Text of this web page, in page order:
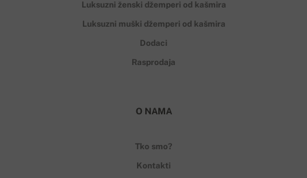
Luksuzni ženski džemperi od kašmira
Luksuzni muški džemperi od kašmira
Dodaci
Rasprodaja
O NAMA
Tko smo?
Kontakti